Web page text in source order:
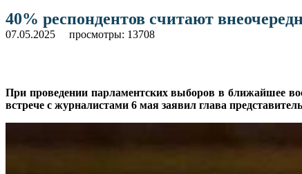
40% респондентов считают
07.05.2025 просмотры: 13708
При проведении парламентских выборов в ближайшее
встрече с журналистами 6 мая заявил глава